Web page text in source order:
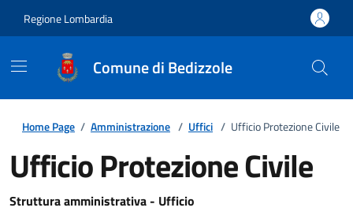
Regione Lombardia
Comune di Bedizzole
Home Page / Amministrazione / Uffici / Ufficio Protezione Civile
Ufficio Protezione Civile
Struttura amministrativa - Ufficio